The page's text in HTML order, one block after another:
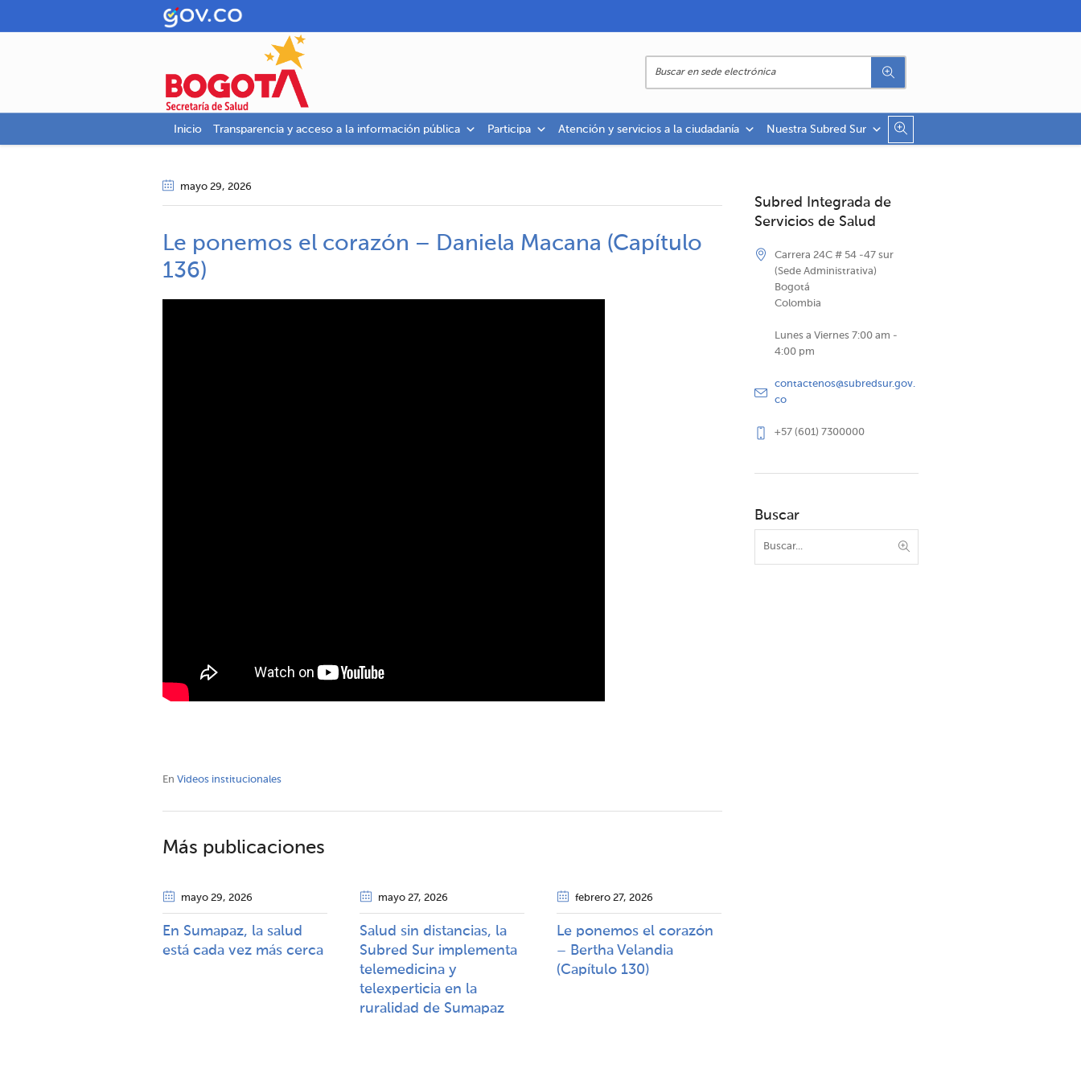
Inicio Transparencia y acceso a la información pública Participa Atención y servicios a la ciudadanía Nuestra Subred Sur
mayo 29, 2026
Le ponemos el corazón – Daniela Macana (Capítulo
136)
En Videos institucionales
Más publicaciones
mayo 29, 2026
En Sumapaz, la salud
está cada vez más cerca
mayo 27, 2026
Salud sin distancias, la
Subred Sur implementa
telemedicina y
telexperticia en la
ruralidad de Sumapaz
febrero 27, 2026
Le ponemos el corazón
– Bertha Velandia
(Capítulo 130)
Subred Integrada de
Servicios de Salud
Carrera 24C # 54 -47 sur
(Sede Administrativa)
Bogotá
Colombia
Lunes a Viernes 7:00 am -
4:00 pm
contactenos@subredsur.gov.
co
+57 (601) 7300000
Buscar